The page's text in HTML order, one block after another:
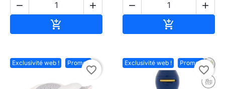
 

 

Exclusivité web ! Promo !
favorite_border
Exclusivité web ! Promo !
favorite_border